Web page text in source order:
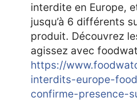
interdite en Europe,
jusqu’à 6 différents
produit. Découvrez
agissez avec
https://
interdits-europe-
confirme-presence-